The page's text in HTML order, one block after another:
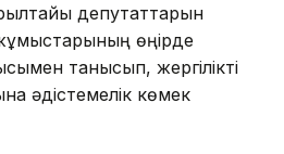
депутаттарын
өңірде
танысып, жергілікті
әдістемелік көмек